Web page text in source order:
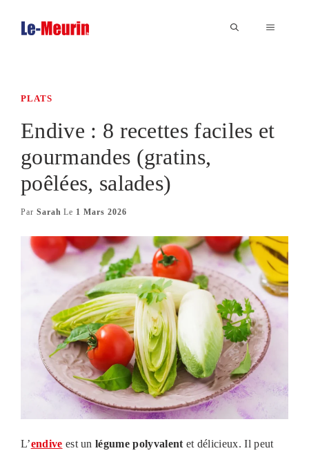
MENU
PLATS
Endive : 8 recettes faciles et
gourmandes (gratins,
poêlées, salades)
Par Sarah Le 1 Mars 2026
L’endive est unlégume polyvalent et délicieux. Il peut